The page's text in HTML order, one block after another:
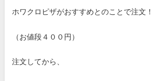
ホワクロピザがおすすめとのことで注文！
（お値段４００円）
注文してから、